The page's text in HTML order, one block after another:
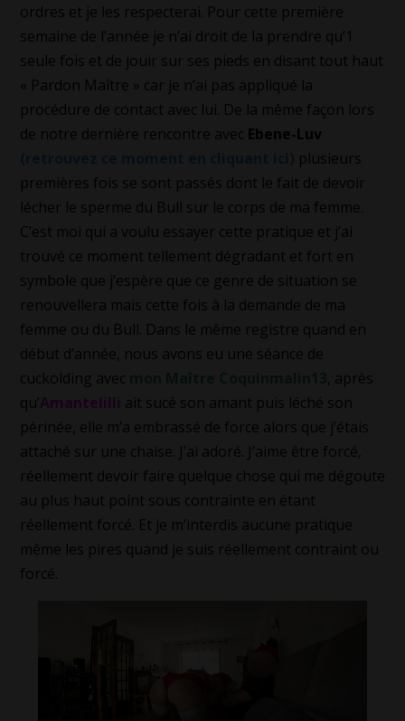
ordres et je les respecterai. Pour cette première
semaine de l’année je n’ai droit de la prendre qu’1
seule fois et de jouir sur ses pieds en disant tout haut
« Pardon Maître » car je n’ai pas appliqué la
procédure de contact avec lui. De la même façon lors
de notre dernière rencontre avec Ebene-Luv
plusieurs
premières fois se sont passés dont le fait de devoir
lécher le sperme du Bull sur le corps de ma femme.
C’est moi qui a voulu essayer cette pratique et j’ai
trouvé ce moment tellement dégradant et fort en
symbole que j’espère que ce genre de situation se
renouvellera mais cette fois à la demande de ma
femme ou du Bull. Dans le même registre quand en
début d’année, nous avons eu une séance de
cuckolding avec
, après
qu’Amantelilli ait sucé son amant puis léché son
périnée, elle m’a embrassé de force alors que j’étais
attaché sur une chaise. J’ai adoré. J’aime être forcé,
réellement devoir faire quelque chose qui me dégoute
au plus haut point sous contrainte en étant
réellement forcé. Et je m’interdis aucune pratique
même les pires quand je suis réellement contraint ou
forcé.